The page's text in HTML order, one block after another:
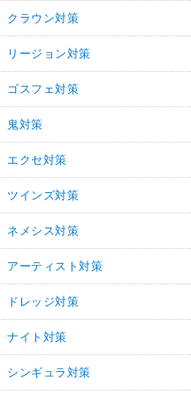
クラウン対策
リージョン対策
ゴスフェ対策
鬼対策
エクセ対策
ツインズ対策
ネメシス対策
アーティスト対策
ドレッジ対策
ナイト対策
シンギュラ対策